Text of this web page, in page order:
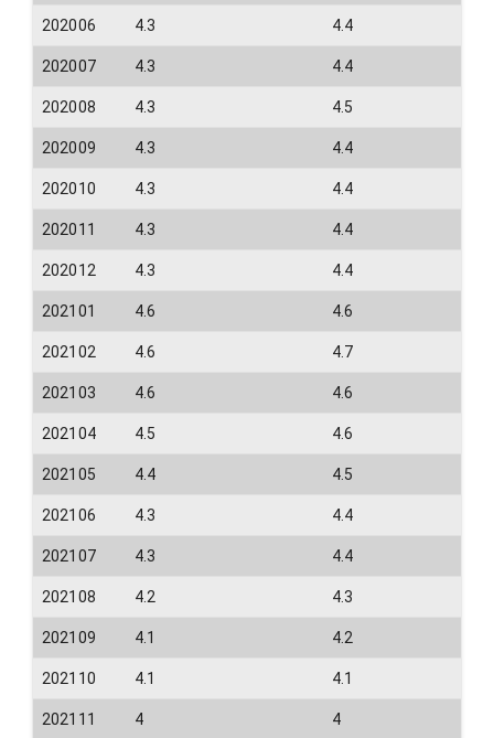
202006 4.3 4.4
202007 4.3 4.4
202008 4.3 4.5
202009 4.3 4.4
202010 4.3 4.4
202011 4.3 4.4
202012 4.3 4.4
202101 4.6 4.6
202102 4.6 4.7
202103 4.6 4.6
202104 4.5 4.6
202105 4.4 4.5
202106 4.3 4.4
202107 4.3 4.4
202108 4.2 4.3
202109 4.1 4.2
202110 4.1 4.1
202111 4 4